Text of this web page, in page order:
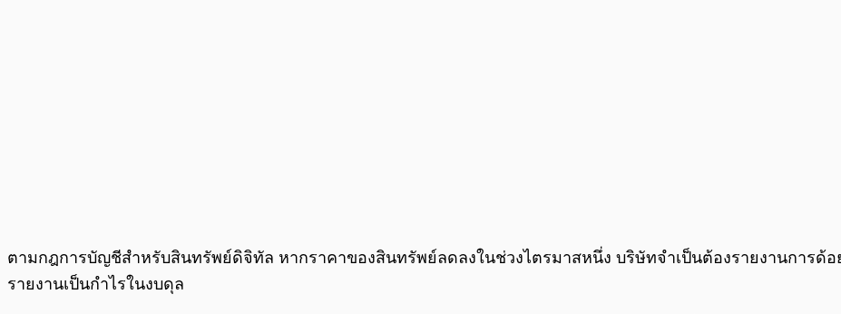
ตามกฎการบัญชีสำหรับสินทรัพย์ดิจิทัล หากราคาของสินทรัพย์ลดลงในช่วงไตรมาสหนึ่ง บริษัทจำเป็นต้องรายงานการด้
รายงานเป็นกำไรในงบดุล